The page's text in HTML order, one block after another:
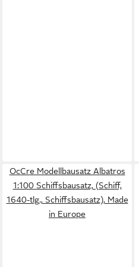
OcCre Modellbausatz Albatros
1:100 Schiffsbausatz, (Schiff,
1640-tlg., Schiffsbausatz), Made
in Europe